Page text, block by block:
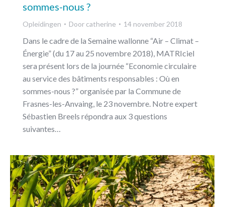
sommes-nous ?
Opleidingen Door catherine 14 november 2018
Dans le cadre de la Semaine wallonne “Air – Climat –
Énergie” (du 17 au 25 novembre 2018), MATRIciel
sera présent lors de la journée “Economie circulaire
au service des bâtiments responsables : Où en
sommes-nous ?” organisée par la Commune de
Frasnes-les-Anvaing, le 23 novembre. Notre expert
Sébastien Breels répondra aux 3 questions
suivantes…